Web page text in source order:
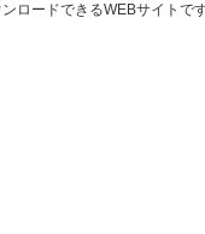
ロードできるWEBサイトで